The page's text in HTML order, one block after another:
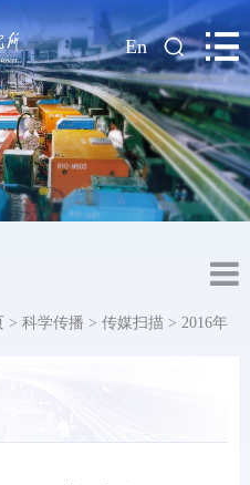
| En
> 科学传播 > 传媒扫描 > 2016年